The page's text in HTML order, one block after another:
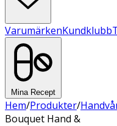
VarumärkenKundklubb
Mina Recept
Hem/Produkter/
Bouquet Hand &